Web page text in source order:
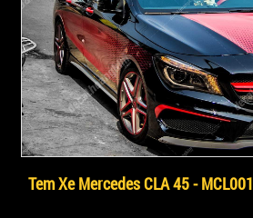
Tem Xe Mercedes CLA 45 - MCL001